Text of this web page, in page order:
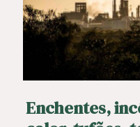
Enchentes,